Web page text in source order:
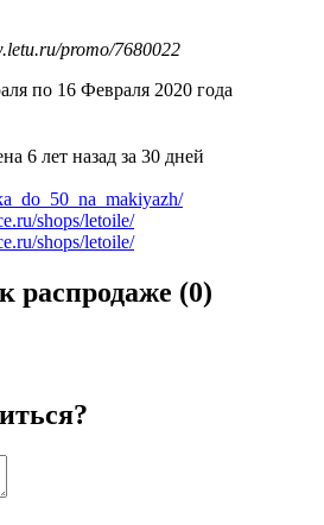
promo/7680022
по 16 Февраля 2020 года
6 лет назад за 30 дней
shops/letoile/
shops/letoile/
распродаже (0)